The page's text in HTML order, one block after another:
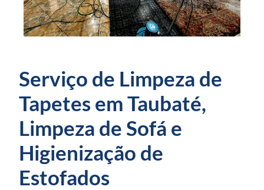
Serviço de Limpeza de
Tapetes em Taubaté,
Limpeza de Sofá e
Higienização de
Estofados